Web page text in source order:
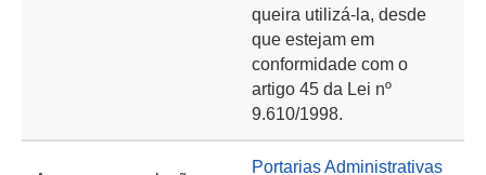
queira utilizá-la, desde
que estejam em
conformidade com o
artigo 45 da Lei nº
9.610/1998.
Portarias Administrativas